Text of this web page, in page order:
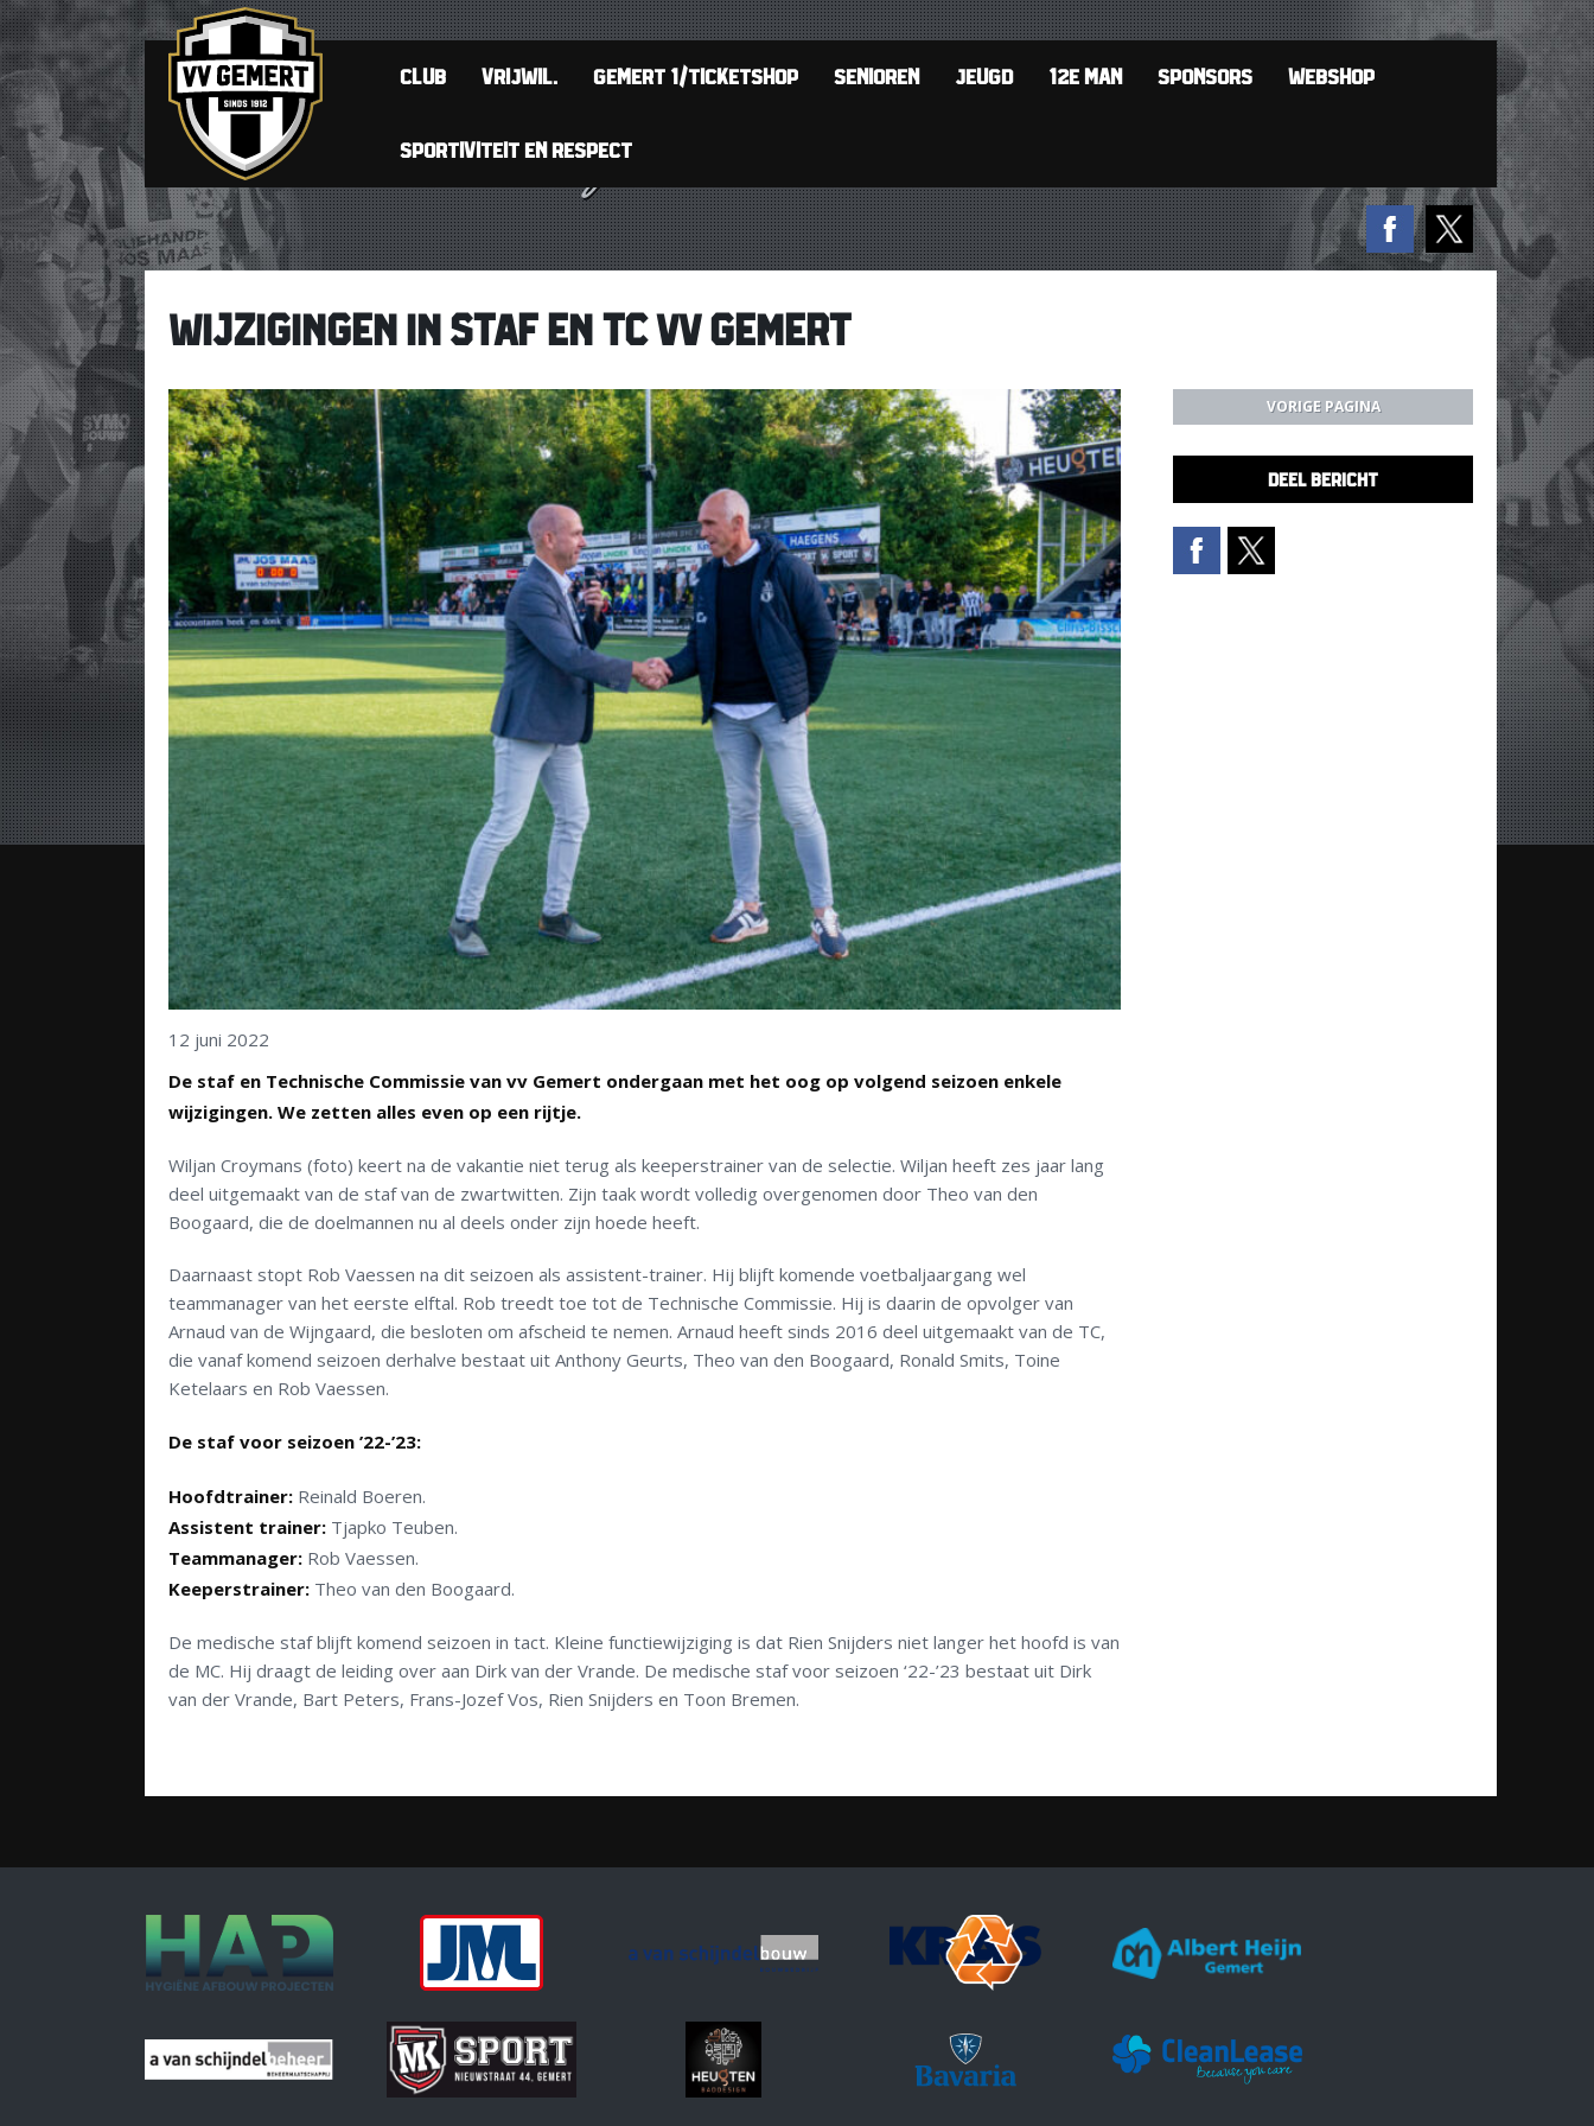
CLUB VRIJWIL. GEMERT 1/TICKETSHOP SENIOREN JEUGD 12E MAN SPONSORS WEBSHOP
SPORTIVITEIT EN RESPECT
WIJZIGINGEN IN STAF EN TC VV GEMERT
12 juni 2022
De staf en Technische Commissie van vv Gemert ondergaan met het oog op volgend seizoen enkele
wijzigingen. We zetten alles even op een rijtje.
Wiljan Croymans (foto) keert na de vakantie niet terug als keeperstrainer van de selectie. Wiljan heeft zes jaar lang
deel uitgemaakt van de staf van de zwartwitten. Zijn taak wordt volledig overgenomen door Theo van den
Boogaard, die de doelmannen nu al deels onder zijn hoede heeft.
Daarnaast stopt Rob Vaessen na dit seizoen als assistent-trainer. Hij blijft komende voetbaljaargang wel
teammanager van het eerste elftal. Rob treedt toe tot de Technische Commissie. Hij is daarin de opvolger van
Arnaud van de Wijngaard, die besloten om afscheid te nemen. Arnaud heeft sinds 2016 deel uitgemaakt van de TC,
die vanaf komend seizoen derhalve bestaat uit Anthony Geurts, Theo van den Boogaard, Ronald Smits, Toine
Ketelaars en Rob Vaessen.
De staf voor seizoen ’22-’23:
Hoofdtrainer: Reinald Boeren.
Assistent trainer: Tjapko Teuben.
Teammanager: Rob Vaessen.
Keeperstrainer: Theo van den Boogaard.
De medische staf blijft komend seizoen in tact. Kleine functiewijziging is dat Rien Snijders niet langer het hoofd is van
de MC. Hij draagt de leiding over aan Dirk van der Vrande. De medische staf voor seizoen ‘22-’23 bestaat uit Dirk
van der Vrande, Bart Peters, Frans-Jozef Vos, Rien Snijders en Toon Bremen.
VORIGE PAGINA
DEEL BERICHT